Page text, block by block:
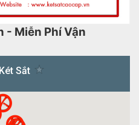
- Miễn Phí Vận